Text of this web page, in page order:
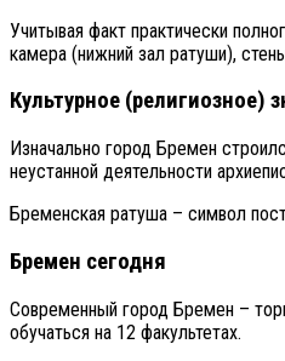
Учитывая факт практически
камера (нижний зал ратуши),
Культурное (религиозное)
Изначально город Бремен
неустанной деятельности
Бременская ратуша – символ
Бремен сегодня
Современный город Бремен –
обучаться на 12 факультетах.